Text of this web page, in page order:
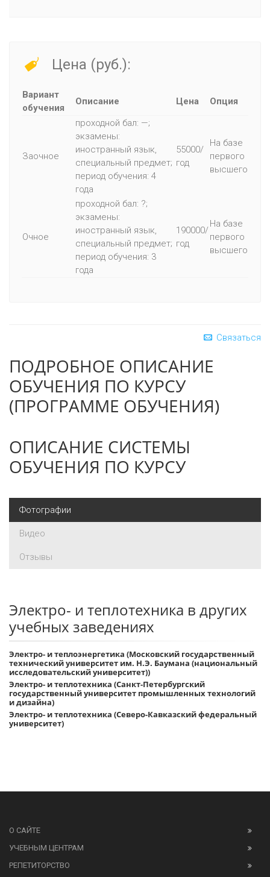
Цена (руб.):
Вариант
обучения
Описание Цена Опция
Заочное
проходной бал: —;
экзамены:
иностранный язык,
специальный предмет;
период обучения: 4
года
55000/
год
На базе
первого
высшего
Очное
проходной бал: ?;
экзамены:
иностранный язык,
специальный предмет;
период обучения: 3
года
190000/
год
На базе
первого
высшего
Связаться
ПОДРОБНОЕ ОПИСАНИЕ
ОБУЧЕНИЯ ПО КУРСУ
(ПРОГРАММЕ ОБУЧЕНИЯ)
ОПИСАНИЕ СИСТЕМЫ
ОБУЧЕНИЯ ПО КУРСУ
Фотографии
Видео
Отзывы
Электро- и теплотехника в других
учебных заведениях
Электро- и теплоэнергетика (Московский государственный
технический университет им. Н.Э. Баумана (национальный
исследовательский университет))
Электро- и теплотехника (Санкт-Петербургский
государственный университет промышленных технологий
и дизайна)
Электро- и теплотехника (Северо-Кавказский федеральный
университет)
О САЙТЕ
УЧЕБНЫМ ЦЕНТРАМ
РЕПЕТИТОРСТВО